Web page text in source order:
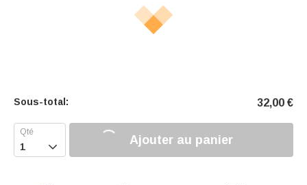
Sous-total: 32,00 €
 Ajouter au panier